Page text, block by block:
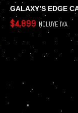
GALAXY’S EDGE
$4,899 INCLUYE IVA
LEER MÁS